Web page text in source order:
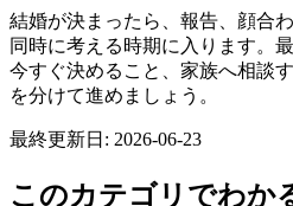
結婚が決まったら、報告、顔合
同時に考える時期に入ります。
今すぐ決めること、家族へ相談
を分けて進めましょう。
最終更新日: 2026-06-23
このカテゴリでわか